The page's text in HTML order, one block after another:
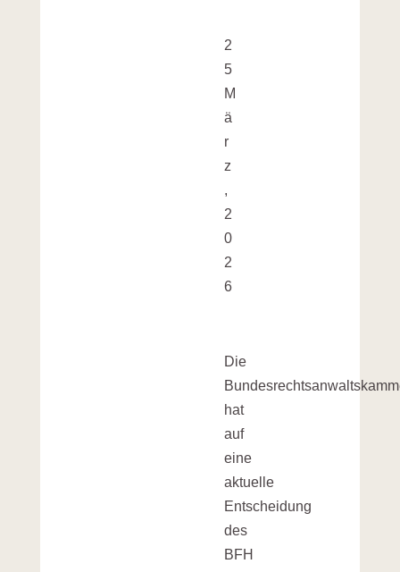
2
5
M
ä
r
z
,
2
0
2
6
Die
hat
auf
eine
aktuelle
Entscheidung
des
BFH